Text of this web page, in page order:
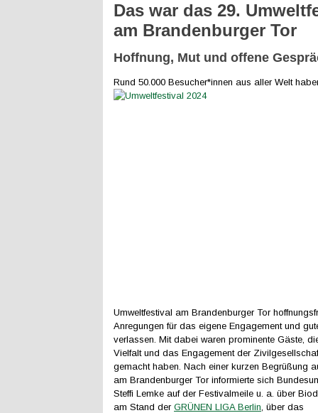
Das war das 29.
am Brandenburger Tor
Hoffnung, Mut und offene
Rund 50.000 Besucher*innen aus aller Welt
Umweltfestival am Brandenburger Tor
Anregungen für das eigene Engagement und
verlassen. Mit dabei waren prominente Gäste,
Vielfalt und das Engagement der
gemacht haben. Nach einer kurzen Begrüßung
am Brandenburger Tor informierte sich
Steffi Lemke auf der Festivalmeile u. a. über
am Stand der GRÜNEN LIGA Berlin, über das